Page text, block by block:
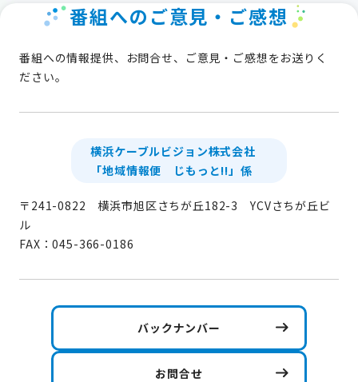
番組へのご意見・ご感想
番組への情報提供、お問合せ、ご意見・ご感想をお送りく
ださい。
横浜ケーブルビジョン株式会社
「地域情報便 じもっと!!」係
〒241-0822 横浜市旭区さちが丘182-3 YCVさちが丘ビ
ル
FAX：045-366-0186
バックナンバー
お問合せ